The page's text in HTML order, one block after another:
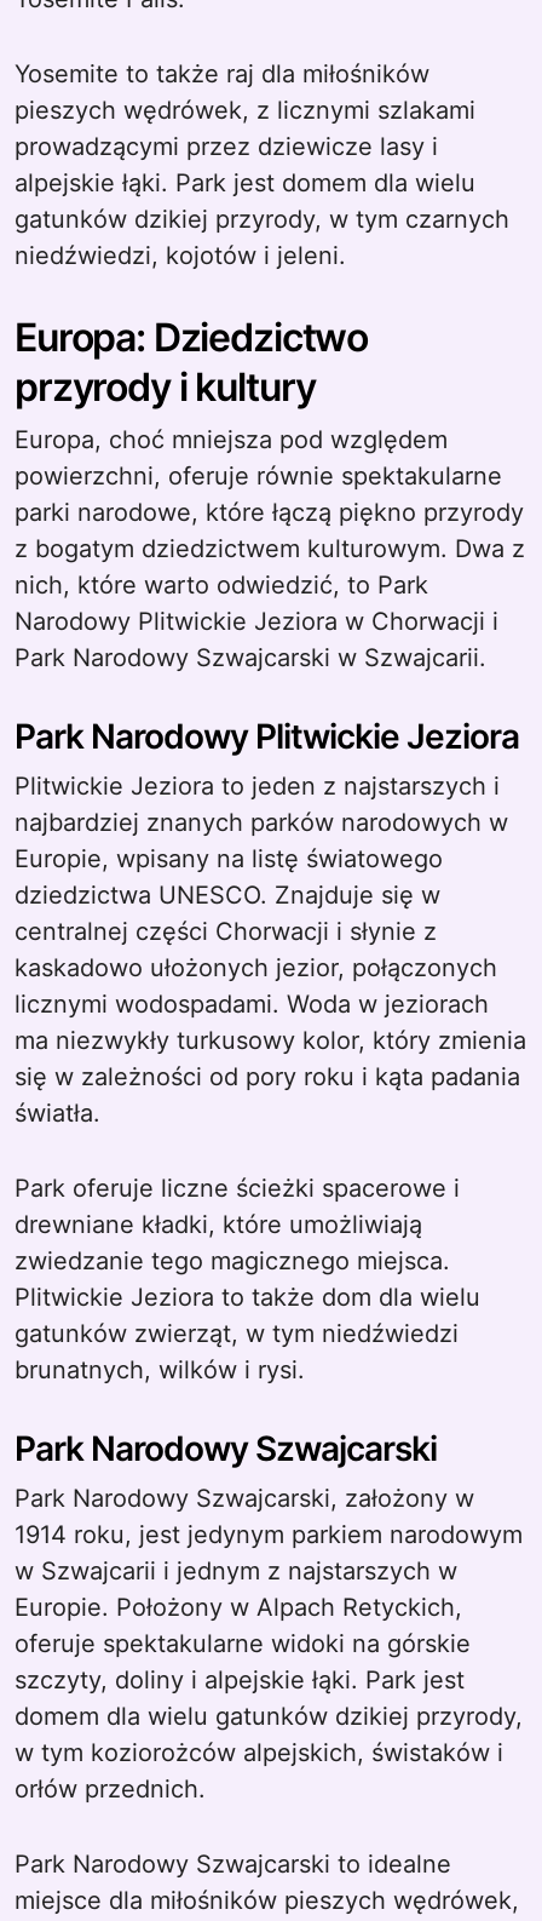
Yosemite to także raj dla miłośników
pieszych wędrówek, z licznymi szlakami
prowadzącymi przez dziewicze lasy i
alpejskie łąki. Park jest domem dla wielu
gatunków dzikiej przyrody, w tym czarnych
niedźwiedzi, kojotów i jeleni.
Europa: Dziedzictwo
przyrody i kultury
Europa, choć mniejsza pod względem
powierzchni, oferuje równie spektakularne
parki narodowe, które łączą piękno przyrody
z bogatym dziedzictwem kulturowym. Dwa z
nich, które warto odwiedzić, to Park
Narodowy Plitwickie Jeziora w Chorwacji i
Park Narodowy Szwajcarski w Szwajcarii.
Park Narodowy Plitwickie Jeziora
Plitwickie Jeziora to jeden z najstarszych i
najbardziej znanych parków narodowych w
Europie, wpisany na listę światowego
dziedzictwa UNESCO. Znajduje się w
centralnej części Chorwacji i słynie z
kaskadowo ułożonych jezior, połączonych
licznymi wodospadami. Woda w jeziorach
ma niezwykły turkusowy kolor, który zmienia
się w zależności od pory roku i kąta padania
światła.
Park oferuje liczne ścieżki spacerowe i
drewniane kładki, które umożliwiają
zwiedzanie tego magicznego miejsca.
Plitwickie Jeziora to także dom dla wielu
gatunków zwierząt, w tym niedźwiedzi
brunatnych, wilków i rysi.
Park Narodowy Szwajcarski
Park Narodowy Szwajcarski, założony w
1914 roku, jest jedynym parkiem narodowym
w Szwajcarii i jednym z najstarszych w
Europie. Położony w Alpach Retyckich,
oferuje spektakularne widoki na górskie
szczyty, doliny i alpejskie łąki. Park jest
domem dla wielu gatunków dzikiej przyrody,
w tym koziorożców alpejskich, świstaków i
orłów przednich.
Park Narodowy Szwajcarski to idealne
miejsce dla miłośników pieszych wędrówek,